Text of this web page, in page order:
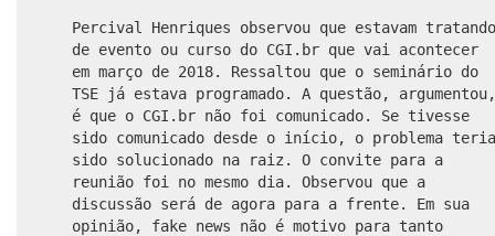
Percival Henriques observou que estavam tratando
de evento ou curso do CGI.br que vai acontecer
em março de 2018. Ressaltou que o seminário do
TSE já estava programado. A questão, argumentou,
é que o CGI.br não foi comunicado. Se tivesse
sido comunicado desde o início, o problema teria
sido solucionado na raiz. O convite para a
reunião foi no mesmo dia. Observou que a
discussão será de agora para a frente. Em sua
opinião, fake news não é motivo para tanto